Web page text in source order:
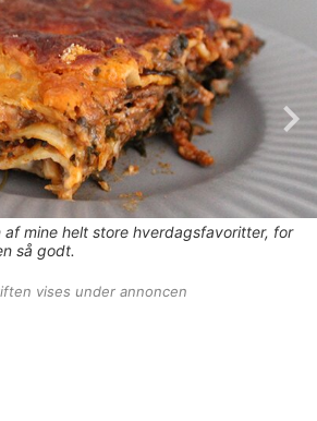
af mine helt store hverdagsfavoritter, for
så godt.
vises under annoncen